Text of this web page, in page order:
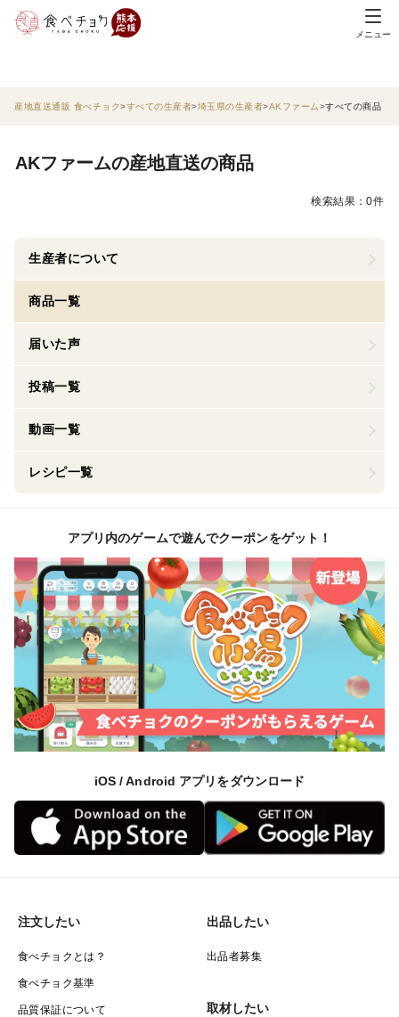
メニュー
産地直送通販 食べチョク すべての生産者 埼玉県の生産者 AKファーム すべての商品
AKファームの産地直送の商品
検索結果：0件
生産者について
商品一覧
届いた声
投稿一覧
動画一覧
レシピ一覧
アプリ内のゲームで遊んでクーポンをゲット！
iOS / Android アプリをダウンロード
注文したい
食べチョクとは？
食べチョク基準
品質保証について
出品したい
出品者募集
取材したい